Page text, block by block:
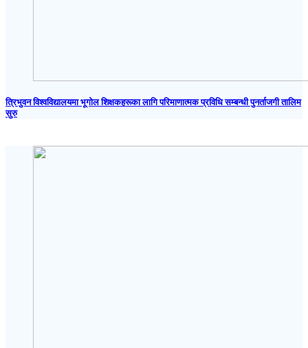
त्रिभुवन विश्वविद्यालयमा भूगोल शिक्षकहरूका लागि परिमाणात्मक प्रविधि सम्बन्धी पुनर्ताजगी तालिम
सुरु